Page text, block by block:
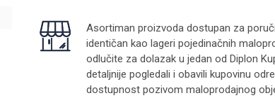
Asortiman proizvoda dostupan za
identičan kao lageri pojedinačnih
odlučite za dolazak u jedan od Diplon
detaljnije pogledali i obavili kupovinu
dostupnost pozivom maloprodajnog